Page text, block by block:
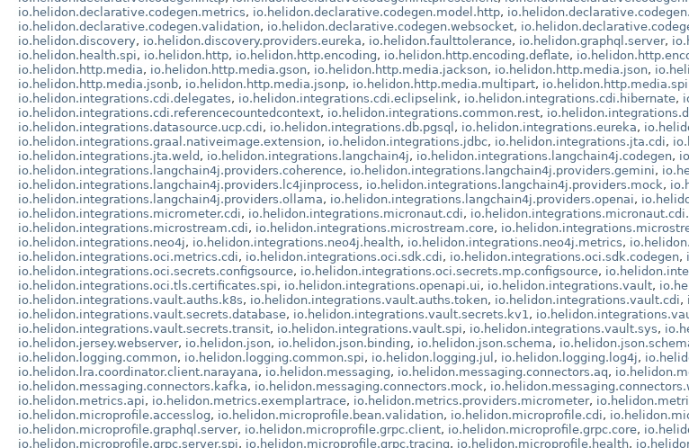
io.helidon.declarative.codegen.metrics, io.helidon.declarative.codegen.model.http,
io.helidon.declarative.codegen.validation, io.helidon.declarative.codegen.websocket,
io.helidon.discovery, io.helidon.discovery.providers.eureka, io.helidon.faulttolerance, io.helidon.graphql.server,
io.helidon.health.spi, io.helidon.http, io.helidon.http.encoding, io.helidon.http.encoding.deflate,
io.helidon.http.media, io.helidon.http.media.gson, io.helidon.http.media.jackson, io.helidon.http.media.json,
io.helidon.http.media.jsonb, io.helidon.http.media.jsonp, io.helidon.http.media.multipart, io.helidon.http.media.spi
io.helidon.integrations.cdi.delegates, io.helidon.integrations.cdi.eclipselink, io.helidon.integrations.cdi.hibernate,
io.helidon.integrations.cdi.referencecountedcontext, io.helidon.integrations.common.rest,
io.helidon.integrations.datasource.ucp.cdi, io.helidon.integrations.db.pgsql , io.helidon.integrations.eureka,
io.helidon.integrations.graal.nativeimage.extension, io.helidon.integrations.jdbc, io.helidon.integrations.jta.cdi,
io.helidon.integrations.jta.weld , io.helidon.integrations.langchain4j, io.helidon.integrations.langchain4j.codegen,
io.helidon.integrations.langchain4j.providers.coherence, io.helidon.integrations.langchain4j.providers.gemini,
io.helidon.integrations.langchain4j.providers.lc4jinprocess, io.helidon.integrations.langchain4j.providers.mock,
io.helidon.integrations.langchain4j.providers.ollama, io.helidon.integrations.langchain4j.providers.openai,
io.helidon.integrations.micrometer.cdi, io.helidon.integrations.micronaut.cdi,
io.helidon.integrations.microstream.cdi, io.helidon.integrations.microstream.core,
io.helidon.integrations.neo4j, io.helidon.integrations.neo4j.health, io.helidon.integrations.neo4j.metrics,
io.helidon.integrations.oci.metrics.cdi, io.helidon.integrations.oci.sdk.cdi, io.helidon.integrations.oci.sdk.codegen,
io.helidon.integrations.oci.secrets.configsource, io.helidon.integrations.oci.secrets.mp.configsource,
io.helidon.integrations.oci.tls.certificates.spi, io.helidon.integrations.openapi.ui, io.helidon.integrations.vault,
io.helidon.integrations.vault.auths.k8s, io.helidon.integrations.vault.auths.token, io.helidon.integrations.vault.cdi,
io.helidon.integrations.vault.secrets.database, io.helidon.integrations.vault.secrets.kv1 ,
io.helidon.integrations.vault.secrets.transit, io.helidon.integrations.vault.spi, io.helidon.integrations.vault.sys,
io.helidon.jersey.webserver, io.helidon.json, io.helidon.json.binding, io.helidon.json.schema,
io.helidon.logging.common, io.helidon.logging.common.spi, io.helidon.logging.jul , io.helidon.logging.log4j,
io.helidon.lra.coordinator.client.narayana, io.helidon.messaging, io.helidon.messaging.connectors.aq,
io.helidon.messaging.connectors.kafka, io.helidon.messaging.connectors.mock,
io.helidon.metrics.api, io.helidon.metrics.exemplartrace, io.helidon.metrics.providers.micrometer,
io.helidon.microprofile.accesslog, io.helidon.microprofile.bean.validation, io.helidon.microprofile.cdi,
io.helidon.microprofile.graphql.server, io.helidon.microprofile.grpc.client, io.helidon.microprofile.grpc.core,
io.helidon.microprofile.grpc.server.spi, io.helidon.microprofile.grpc.tracing, io.helidon.microprofile.health,